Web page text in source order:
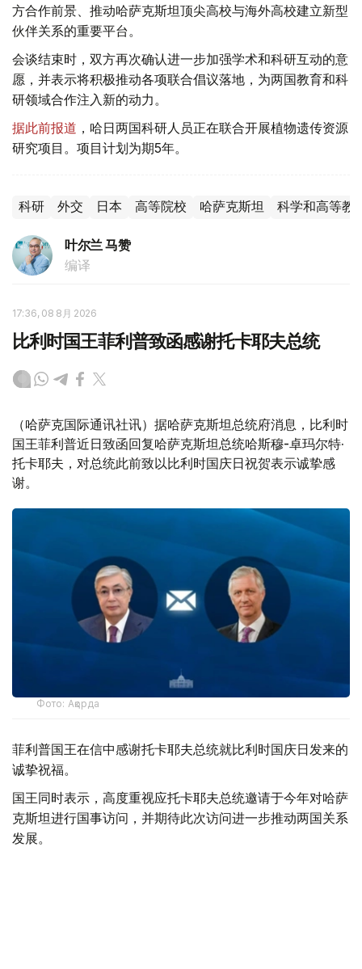
方合作前景、推动哈萨克斯坦顶尖高校与海外高校建立新型
伙伴关系的重要平台。
会谈结束时，双方再次确认进一步加强学术和科研互动的意
愿，并表示将积极推动各项联合倡议落地，为两国教育和科
研领域合作注入新的动力。
据此前报道 ，哈日两国科研人员正在联合开展植物遗传资源
研究项目。项目计划为期5年。
科研 外交 日本 高等院校 哈萨克斯坦 科学和高等教
叶尔兰 马赞
编译
17:36, 08 8月 2026
比利时国王菲利普致函感谢托卡耶夫总统
（哈萨克国际通讯社讯）据哈萨克斯坦总统府消息，比利时
国王菲利普近日致函回复哈萨克斯坦总统哈斯穆-卓玛尔特·
托卡耶夫，对总统此前致以比利时国庆日祝贺表示诚挚感
谢。
Фото: Ақорда
菲利普国王在信中感谢托卡耶夫总统就比利时国庆日发来的
诚挚祝福。
国王同时表示，高度重视应托卡耶夫总统邀请于今年对哈萨
克斯坦进行国事访问，并期待此次访问进一步推动两国关系
发展。